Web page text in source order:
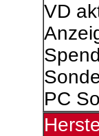
VD
PC